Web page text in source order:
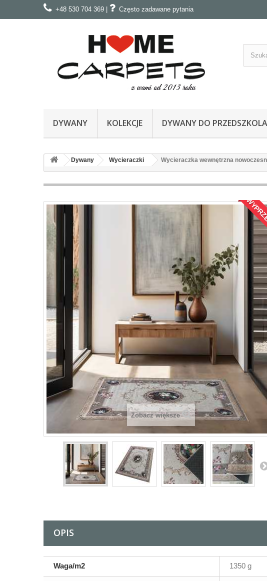
+48 530 704 369 Często zadawane pytania
DYWANY KOLEKCJE DYWANY DO
Dywany Wycieraczki Wycieraczka wewnętrzna
Zobacz większe
OPIS
Waga/m2 1350 g